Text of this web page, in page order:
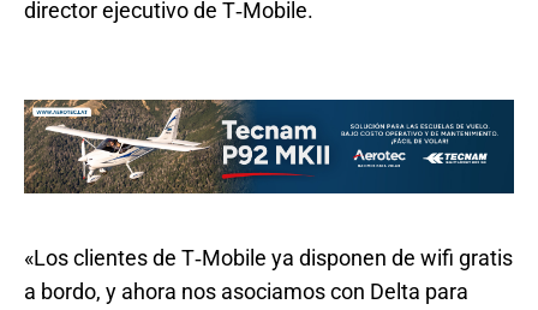
director ejecutivo de T‑Mobile.
«Los clientes de T‑Mobile ya disponen de wifi gratis
a bordo, y ahora nos asociamos con Delta para